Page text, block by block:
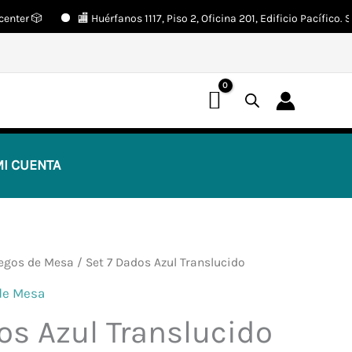
🎲 🏬 Huérfanos 1117, Piso 2, Oficina 201, Edificio Pacífico.
CUENTA
de Mesa / Set 7 Dados Azul Translucido
Mesa
Azul Translucido
📢 ¡OFERTAS! 🔥